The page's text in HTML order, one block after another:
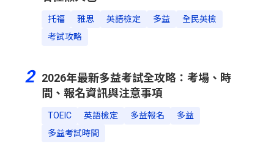
托福 雅思 英語檢定 多益
全民英檢
考試攻略
2
2026年最新多益考試全攻略：考場、時
間、報名資訊與注意事項
TOEIC 英語檢定 多益報名
多益
多益考試時間